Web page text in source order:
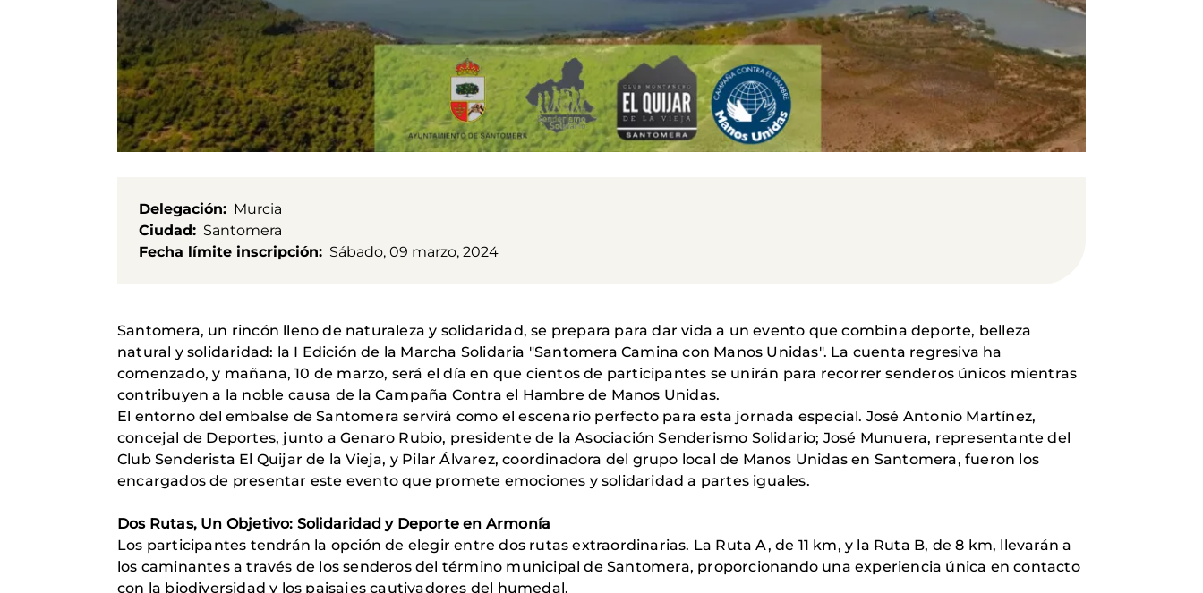
Delegación
Murcia
Ciudad
Santomera
Fecha límite inscripción
Sábado, 09 marzo, 2024
Santomera, un rincón lleno de naturaleza y solidaridad, se prepara para dar vida a un evento que combina deporte, belleza
natural y solidaridad: la I Edición de la Marcha Solidaria "Santomera Camina con Manos Unidas". La cuenta regresiva ha
comenzado, y mañana, 10 de marzo, será el día en que cientos de participantes se unirán para recorrer senderos únicos mientras
contribuyen a la noble causa de la Campaña Contra el Hambre de Manos Unidas.
El entorno del embalse de Santomera servirá como el escenario perfecto para esta jornada especial. José Antonio Martínez,
concejal de Deportes, junto a Genaro Rubio, presidente de la Asociación Senderismo Solidario; José Munuera, representante del
Club Senderista El Quijar de la Vieja, y Pilar Álvarez, coordinadora del grupo local de Manos Unidas en Santomera, fueron los
encargados de presentar este evento que promete emociones y solidaridad a partes iguales.
Dos Rutas, Un Objetivo: Solidaridad y Deporte en Armonía
Los participantes tendrán la opción de elegir entre dos rutas extraordinarias. La Ruta A, de 11 km, y la Ruta B, de 8 km, llevarán a
los caminantes a través de los senderos del término municipal de Santomera, proporcionando una experiencia única en contacto
con la biodiversidad y los paisajes cautivadores del humedal.